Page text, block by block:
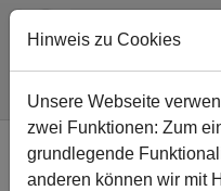
Zum Hauptinhalt springen
Sie sind hier:
Diesterwegschule Unsere
Unsere Klassen
Hinweis zu Cookies
Unsere Webseite
zwei Funktionen: Zum
grundlegende
anderen können wir mit